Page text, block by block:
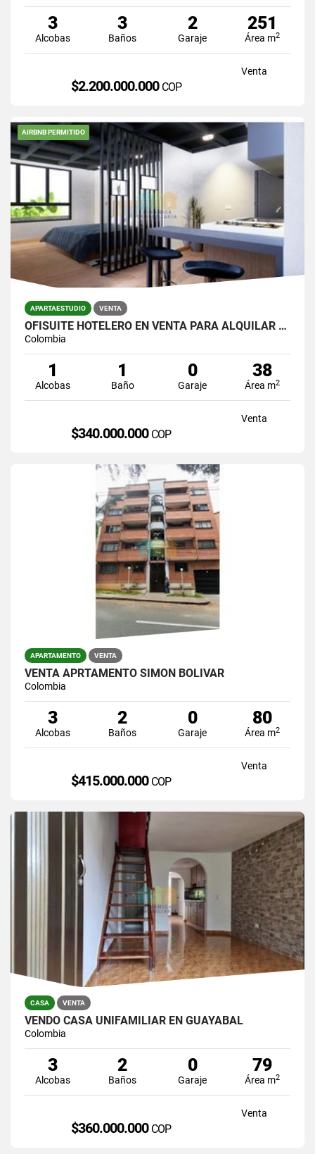
3
Alcobas
3
Baños
2
Garaje
251
Área m2
Venta
$2.200.000.000 COP
AIRBNB PERMITIDO
APARTAESTUDIO VENTA
OFISUITE HOTELERO EN VENTA PARA ALQUILAR POR DIAS AVENIDA 80 LAURELES
Colombia
1
Alcobas
1
Baño
0
Garaje
38
Área m2
Venta
$340.000.000 COP
APARTAMENTO VENTA
VENTA APRTAMENTO SIMON BOLIVAR
Colombia
3
Alcobas
2
Baños
0
Garaje
80
Área m2
Venta
$415.000.000 COP
CASA VENTA
VENDO CASA UNIFAMILIAR EN GUAYABAL
Colombia
3
Alcobas
2
Baños
0
Garaje
79
Área m2
Venta
$360.000.000 COP